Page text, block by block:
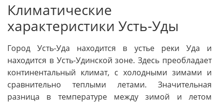
Климатические
характеристики Усть-Уды
Город Усть-Уда находится в устье реки Уда и
находится в Усть-Удинской зоне. Здесь преобладает
континентальный климат, с холодными зимами и
сравнительно теплыми летами. Значительная
разница в температуре между зимой и летом